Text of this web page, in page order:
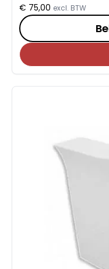
€ 75,00 excl. BTW